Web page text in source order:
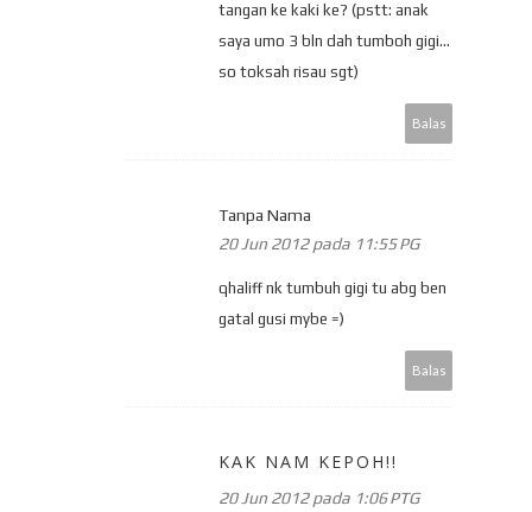
tangan ke kaki ke? (pstt: anak
saya umo 3 bln dah tumboh gigi...
so toksah risau sgt)
Balas
Tanpa Nama
20 Jun 2012 pada 11:55 PG
qhaliff nk tumbuh gigi tu abg ben
gatal gusi mybe =)
Balas
KAK NAM KEPOH!!
20 Jun 2012 pada 1:06 PTG